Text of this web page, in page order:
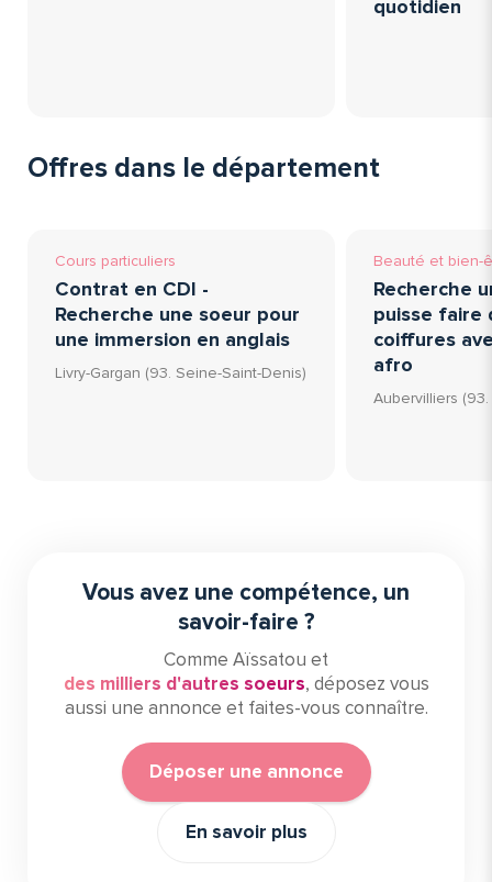
quotidien
Offres dans le département
Cours particuliers
Contrat en CDI -
Recherche une soeur pour
une immersion en anglais
Livry-Gargan (93. Seine-Saint-Denis)
Beauté et bien-
Recherche
puisse faire
coiffures
afro
Aubervilliers
Vous avez une compétence, un
savoir-faire ?
Comme Aïssatou et
des milliers d'autres soeurs, déposez vous
aussi une annonce et faites-vous connaître.
Déposer une annonce
En savoir plus